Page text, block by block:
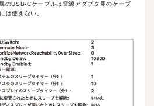
のUSB-Cケーブルは電源アダプタ用のケーブ
は使えない。